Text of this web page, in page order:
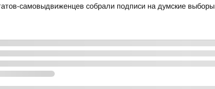
самовыдвиженцев собрали подписи на думские выборы